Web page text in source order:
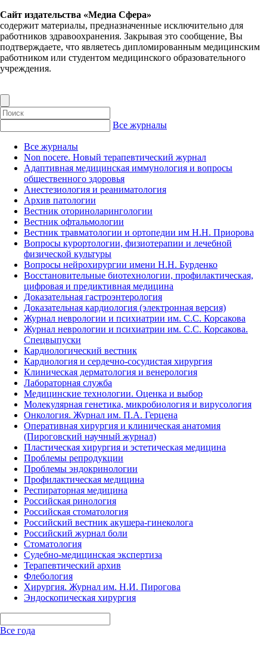
Сайт издательства «Медиа Сфера»
содержит материалы, предназначенные исключительно для
работников здравоохранения. Закрывая это сообщение, Вы
подтверждаете, что являетесь дипломированным медицинским
работником или студентом медицинского образовательного
учреждения.
Все журналы
Все журналы
Non nocere. Новый терапевтический журнал
Адаптивная медицинская иммунология и вопросы
общественного здоровья
Анестезиология и реаниматология
Архив патологии
Вестник оториноларингологии
Вестник офтальмологии
Вестник травматологии и ортопедии им Н.Н. Приорова
Вопросы курортологии, физиотерапии и лечебной
физической культуры
Вопросы нейрохирургии имени Н.Н. Бурденко
Восстановительные биотехнологии, профилактическая,
цифровая и предиктивная медицина
Доказательная гастроэнтерология
Доказательная кардиология (электронная версия)
Журнал неврологии и психиатрии им. С.С. Корсакова
Журнал неврологии и психиатрии им. С.С. Корсакова.
Спецвыпуски
Кардиологический вестник
Кардиология и сердечно-сосудистая хирургия
Клиническая дерматология и венерология
Лабораторная служба
Медицинские технологии. Оценка и выбор
Молекулярная генетика, микробиология и вирусология
Онкология. Журнал им. П.А. Герцена
Оперативная хирургия и клиническая анатомия
(Пироговский научный журнал)
Пластическая хирургия и эстетическая медицина
Проблемы репродукции
Проблемы эндокринологии
Профилактическая медицина
Респираторная медицина
Российская ринология
Российская стоматология
Российский вестник акушера-гинеколога
Российский журнал боли
Стоматология
Судебно-медицинская экспертиза
Терапевтический архив
Флебология
Хирургия. Журнал им. Н.И. Пирогова
Эндоскопическая хирургия
Все года